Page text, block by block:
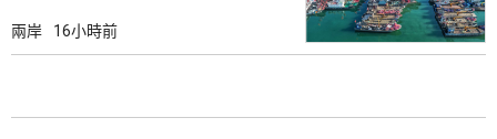
兩岸 16小時前